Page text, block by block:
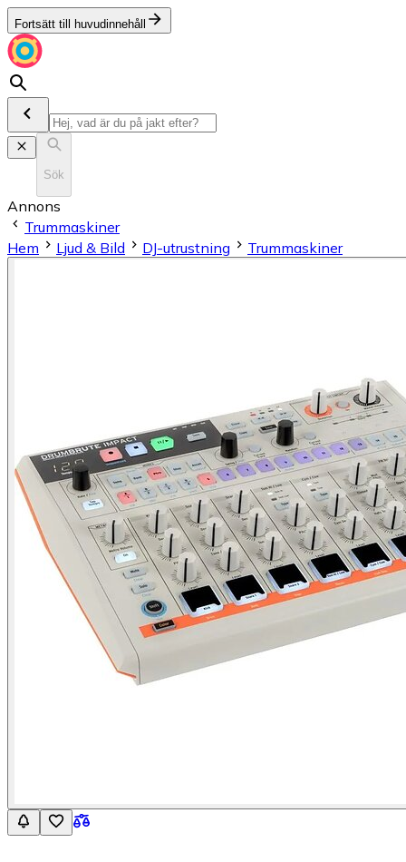
Fortsätt till huvudinnehåll
Sök
Annons
Trummaskiner
Hem
Ljud & Bild DJ-utrustning Trummaskiner